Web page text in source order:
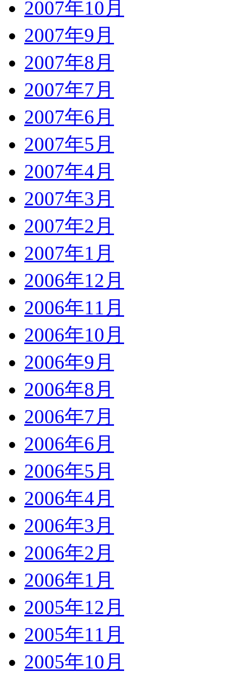
2007年10月
2007年9月
2007年8月
2007年7月
2007年6月
2007年5月
2007年4月
2007年3月
2007年2月
2007年1月
2006年12月
2006年11月
2006年10月
2006年9月
2006年8月
2006年7月
2006年6月
2006年5月
2006年4月
2006年3月
2006年2月
2006年1月
2005年12月
2005年11月
2005年10月